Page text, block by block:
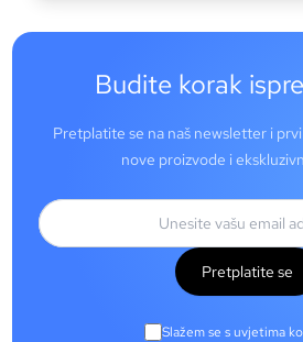
Budite korak
Pretplatite se na naš newsletter i
nove proizvode i
Pretplatite se
Slažem se s uvjetima